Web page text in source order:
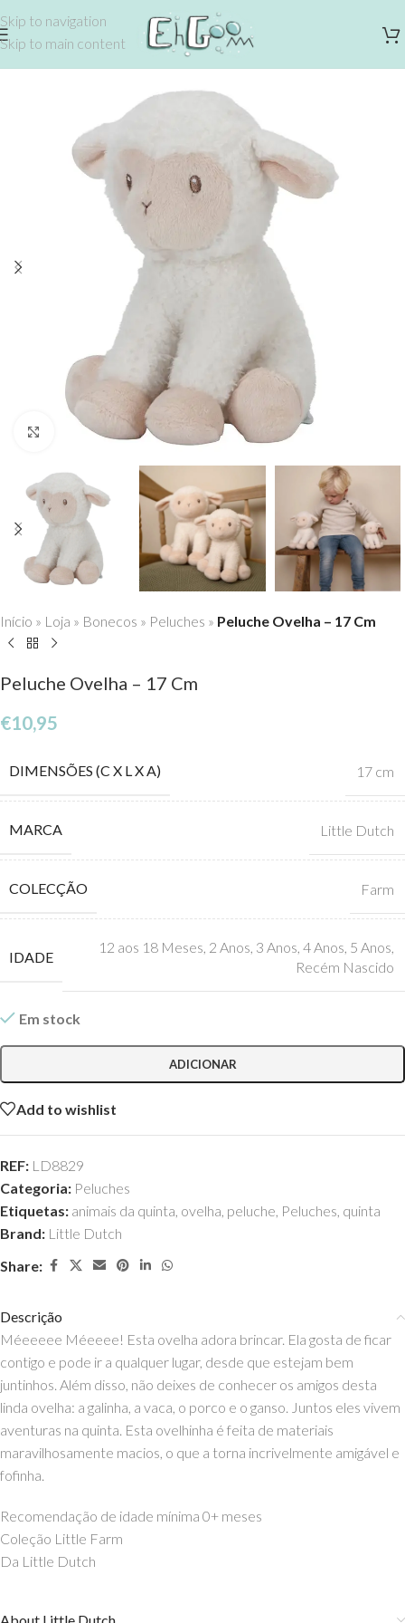
Skip to navigation
Skip to main content
Click to enlarge
Início » Loja » Bonecos » Peluches » Peluche Ovelha – 17 Cm
Peluche Ovelha – 17 Cm
€10,95
DIMENSÕES (C X L X A) 17 cm
MARCA Little Dutch
COLECÇÃO Farm
IDADE
12 aos 18 Meses, 2 Anos, 3 Anos, 4 Anos, 5 Anos,
Recém Nascido
Em stock
ADICIONAR
Add to wishlist
REF: LD8829
Categoria: Peluches
Etiquetas: animais da quinta, ovelha, peluche, Peluches, quinta
Brand: Little Dutch
Share:
Descrição
Méeeeee Méeeee! Esta ovelha adora brincar. Ela gosta de ficar
contigo e pode ir a qualquer lugar, desde que estejam bem
juntinhos. Além disso, não deixes de conhecer os amigos desta
linda ovelha: a galinha, a vaca, o porco e o ganso. Juntos eles vivem
aventuras na quinta. Esta ovelhinha é feita de materiais
maravilhosamente macios, o que a torna incrivelmente amigável e
fofinha.
Recomendação de idade mínima 0+ meses
Coleção Little Farm
Da Little Dutch